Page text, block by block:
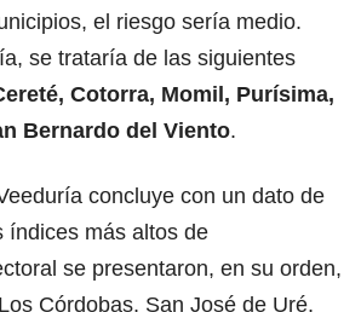
el riesgo sería medio.
se trataría de las siguientes
Cotorra, Momil, Purísima,
Bernardo del Viento.
concluye con un dato de
índices más altos de
se presentaron, en su orden,
Córdobas, San José de Uré,